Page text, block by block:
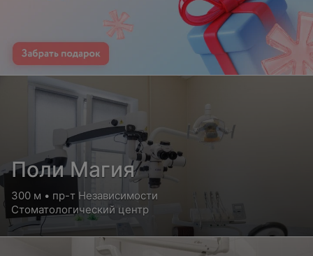
Поли Магия
300 м • пр-т Независимости
Стоматологический центр